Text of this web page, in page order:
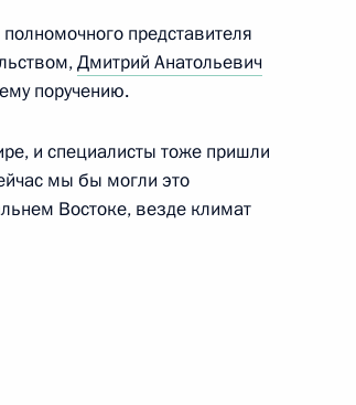
14 47м
представителя
Дмитрий Анатольевич
поручению.
и специалисты тоже пришли
мы бы могли это
Востоке, везде климат